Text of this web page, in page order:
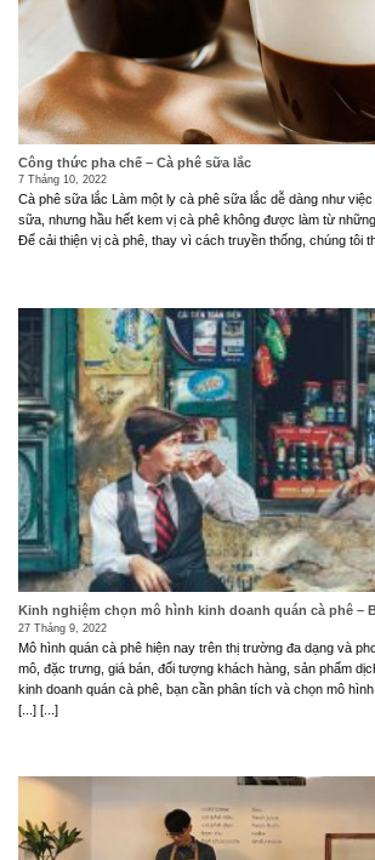
Công thức pha chế – Cà phê sữa lắc
7 Tháng 10, 2022
Cà phê sữa lắc Làm một ly cà phê sữa lắc dễ dàng như
sữa, nhưng hầu hết kem vị cà phê không được làm từ
Để cải thiện vị cà phê, thay vì cách truyền thống, chúng tôi
Kinh nghiệm chọn mô hình kinh doanh quán cà phê –
27 Tháng 9, 2022
Mô hình quán cà phê hiện nay trên thị trường đa dạng và
mô, đặc trưng, giá bán, đối tượng khách hàng, sản phẩm
kinh doanh quán cà phê, bạn cần phân tích và chọn mô
[...] [...]